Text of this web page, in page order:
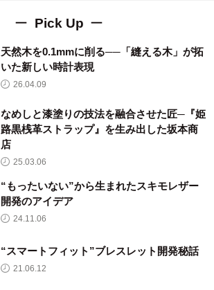
Pick Up
天然木を0.1mmに削る──「縫える木」が拓
いた新しい時計表現
26.04.09
なめしと漆塗りの技法を融合させた匠─『姫
路黒桟革ストラップ』を生み出した坂本商
店
25.03.06
“もったいない”から生まれたスキモレザー
開発のアイデア
24.11.06
“スマートフィット”ブレスレット開発秘話
21.06.12